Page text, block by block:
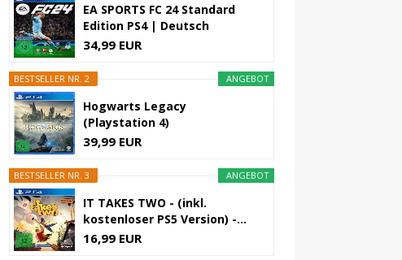
EA SPORTS FC 24 Standard
Edition PS4 | Deutsch
34,99 EUR
ANGEBOT
BESTSELLER NR. 2
Hogwarts Legacy
(Playstation 4)
39,99 EUR
ANGEBOT
BESTSELLER NR. 3
IT TAKES TWO - (inkl.
kostenloser PS5 Version) -...
16,99 EUR